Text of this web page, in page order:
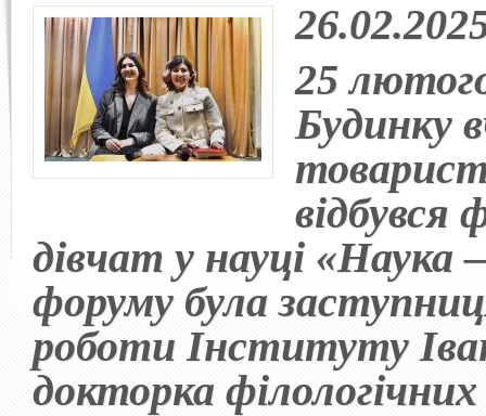
25
Будинку
дівчат у науці «Наука
форуму була
роботи Інституту
докторка